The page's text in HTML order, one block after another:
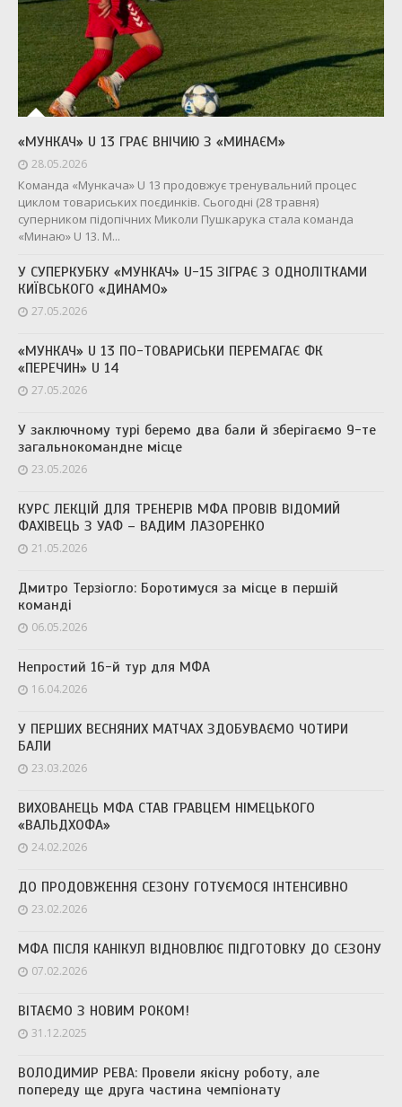
«МУНКАЧ» U 13 ГРАЄ ВНІЧИЮ З «МИНАЄМ»
28.05.2026
Команда «Мункача» U 13 продовжує тренувальний процес
циклом товариських поєдинків. Сьогодні (28 травня)
суперником підопічних Миколи Пушкарука стала команда
«Минаю» U 13. М...
У СУПЕРКУБКУ «МУНКАЧ» U-15 ЗІГРАЄ З ОДНОЛІТКАМИ
КИЇВСЬКОГО «ДИНАМО»
27.05.2026
«МУНКАЧ» U 13 ПО-ТОВАРИСЬКИ ПЕРЕМАГАЄ ФК
«ПЕРЕЧИН» U 14
27.05.2026
У заключному турі беремо два бали й зберігаємо 9-те
загальнокомандне місце
23.05.2026
КУРС ЛЕКЦІЙ ДЛЯ ТРЕНЕРІВ МФА ПРОВІВ ВІДОМИЙ
ФАХІВЕЦЬ З УАФ – ВАДИМ ЛАЗОРЕНКО
21.05.2026
Дмитро Терзіогло: Боротимуся за місце в першій
команді
06.05.2026
Непростий 16-й тур для МФА
16.04.2026
У ПЕРШИХ ВЕСНЯНИХ МАТЧАХ ЗДОБУВАЄМО ЧОТИРИ
БАЛИ
23.03.2026
ВИХОВАНЕЦЬ МФА СТАВ ГРАВЦЕМ НІМЕЦЬКОГО
«ВАЛЬДХОФА»
24.02.2026
ДО ПРОДОВЖЕННЯ СЕЗОНУ ГОТУЄМОСЯ ІНТЕНСИВНО
23.02.2026
МФА ПІСЛЯ КАНІКУЛ ВІДНОВЛЮЄ ПІДГОТОВКУ ДО СЕЗОНУ
07.02.2026
ВІТАЄМО З НОВИМ РОКОМ!
31.12.2025
ВОЛОДИМИР РЕВА: Провели якісну роботу, але
попереду ще друга частина чемпіонату